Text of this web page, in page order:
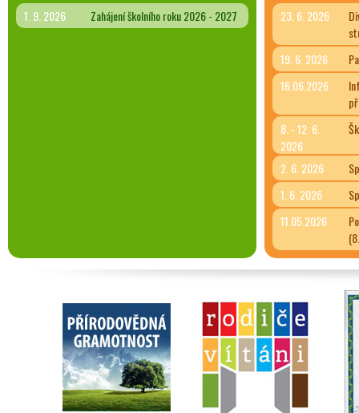
1. 9. 2026 Zahájení školního roku 2026 - 2027 23. 6. 2026
19. 6. 2026
16.06.2026
8. - 12. 6.
2026
2. 6. 2026
1. 6. 2026
11.05.2026